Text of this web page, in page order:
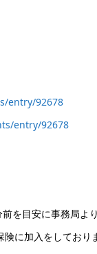
entry/92678
entry/92678
を目安に事務局よ
に加入をしており